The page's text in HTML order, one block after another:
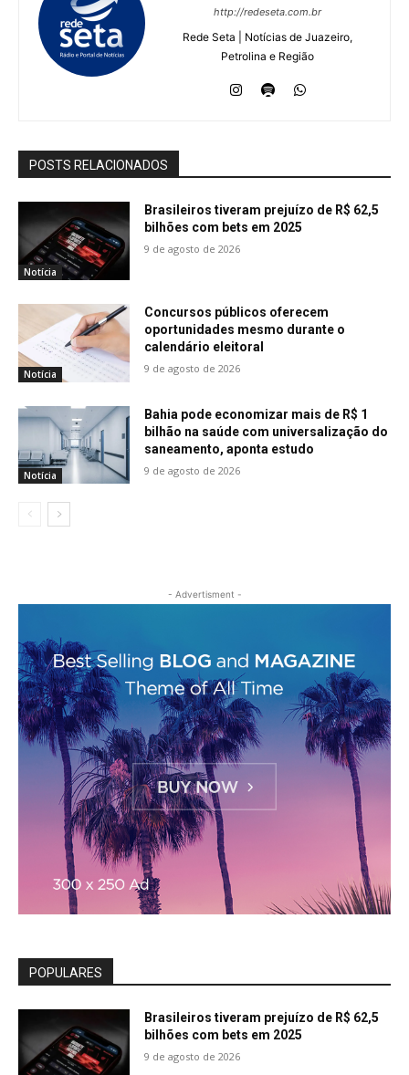
http://redeseta.com.br
Rede Seta | Notícias de Juazeiro,
Petrolina e Região
POSTS RELACIONADOS
Notícia
Brasileiros tiveram prejuízo de R$ 62,5
bilhões com bets em 2025
9 de agosto de 2026
Notícia
Concursos públicos oferecem
oportunidades mesmo durante o
calendário eleitoral
9 de agosto de 2026
Notícia
Bahia pode economizar mais de R$ 1
bilhão na saúde com universalização do
saneamento, aponta estudo
9 de agosto de 2026
- Advertisment -
POPULARES
Brasileiros tiveram prejuízo de R$ 62,5
bilhões com bets em 2025
9 de agosto de 2026